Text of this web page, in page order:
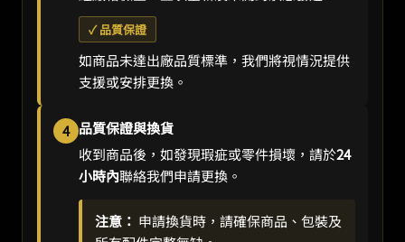
✓ 品質保證
如商品未達出廠品質標準，我們將視情況提供
支援或安排更換。
4 品質保證與換貨
收到商品後，如發現瑕疵或零件損壞，請於24
小時內聯絡我們申請更換。
注意： 申請換貨時，請確保商品、包裝及